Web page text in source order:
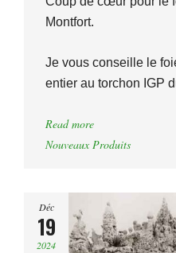
Montfort.
Je vous conseille le
entier au torchon IGP
Read more
Nouveaux Produits
Déc
19
2024